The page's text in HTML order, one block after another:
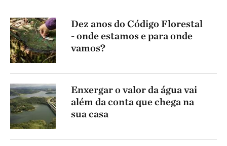
Dez anos do Código Florestal
- onde estamos e para onde
vamos?
Enxergar o valor da água vai
além da conta que chega na
sua casa